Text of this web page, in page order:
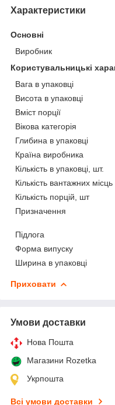
Характеристики
Основні
Виробник
Користувальницькі
Вага в упаковці
Висота в упаковці
Вміст порції
Вікова категорія
Глибина в упаковці
Країна виробника
Кількість в упаковці, шт.
Кількість вантажних місць
Кількість порцій, шт
Призначення
Підлога
Форма випуску
Ширина в упаковці
Приховати
Умови доставки
Нова Пошта
Магазини Rozetka
Укрпошта
Всі умови доставки